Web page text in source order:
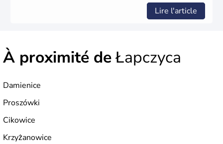
Lire l'article
À proximité deŁapczyca
Damienice
Proszówki
Cikowice
Krzyżanowice